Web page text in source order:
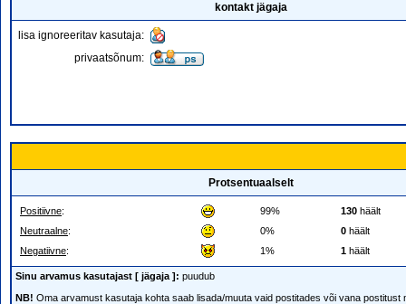
kontakt jägaja
lisa ignoreeritav kasutaja:
privaatsõnum:
Protsentuaalselt
Positiivne: 99% 130 häält
Neutraalne: 0% 0 häält
Negatiivne: 1% 1 häält
Sinu arvamus kasutajast [ jägaja ]: puudub
NB! Oma arvamust kasutaja kohta saab lisada/muuta vaid postitades või vana postitust